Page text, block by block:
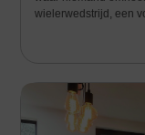
wielerwedstrijd, een